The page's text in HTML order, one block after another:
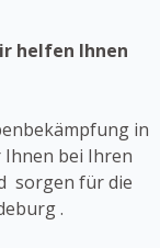
helfen Ihnen
in
Ihnen bei Ihren
sorgen für die
.